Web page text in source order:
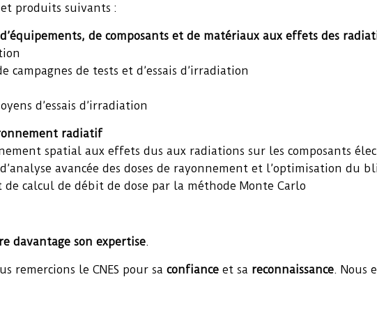
produits suivants :
de composants et de matériaux aux effets des
de tests et d’essais d’irradiation
d’essais d’irradiation
radiatif
spatial aux effets dus aux radiations sur les composants
avancée des doses de rayonnement et l’optimisation du
calcul de débit de dose par la méthode Monte Carlo
davantage son expertise.
remercions le CNES pour sa confiance et sa reconnaissance. Nous